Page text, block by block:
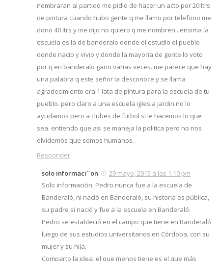
nombraran al partido me pidio de hacer un acto por 20 ltrs
de pintura cuando hubo gente q me llamo por telefono me
dono 40 ltrs y me dijo no quiero q me nombren.. ensima la
escuela es la de banderalo donde el estudio el pueblo
donde nacio y vivio y donde la mayoria de gente lo voto
por q en banderalo gano varias veces. me parece que hay
una palabra q este señor la desconoce y se llama
agradecimiento era 1 lata de pintura para la escuela de tu
pueblo. pero claro a una escuela iglesia jardin no lo
ayudamos pero a clubes de futbol si le hacemos lo que
sea. entiendo que asi se maneja la politica pero no nos
olvidemos que somos humanos.
Responder
solo informaci´´on
29 mayo, 2015 a las 1:10 pm
Solo información: Pedro nunca fue a la escuela de
Banderaló, ni nació en Banderaló, su historia es pública,
su padre si nació y fue a la escuela en Banderaló.
Pedro se estableció en el campo que tiene en Banderaló
luego de sus estudios universitarios en Córdoba, con su
mujer y su hija.
Comparto la idea, el que menos tiene es el que más